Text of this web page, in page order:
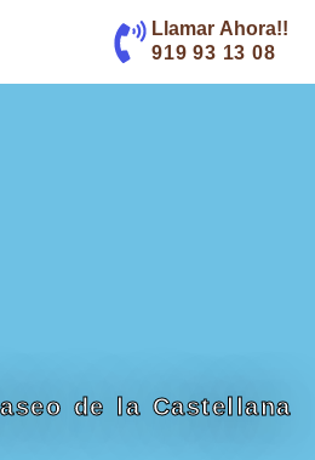
Llamar Ahora!!
919 93 13 08
de la Castellana